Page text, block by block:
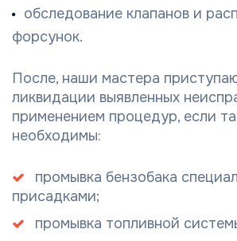
обследование клапанов и
форсунок.
После, наши мастера
ликвидации выявленных
применением процедур, если
необходимы:
промывка бензобака
присадками;
промывка топливной